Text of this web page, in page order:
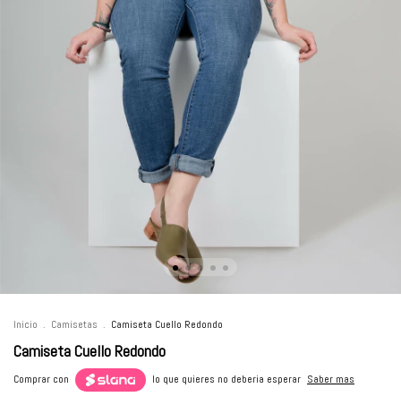
Inicio . Camisetas . Camiseta Cuello Redondo
Camiseta Cuello Redondo
Comprar con lo que quieres no deberia esperar Saber mas